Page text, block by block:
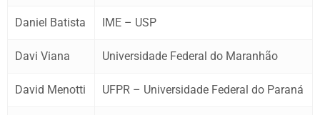
Daniel Batista IME – USP
Davi Viana Universidade Federal do Maranhão
David Menotti UFPR – Universidade Federal do Paraná